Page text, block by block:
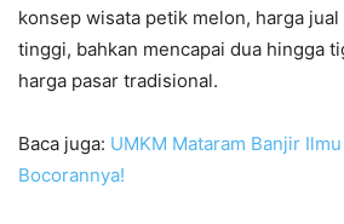
konsep wisata petik melon, harga
tinggi, bahkan mencapai dua hingga
harga pasar tradisional.
Baca juga: UMKM Mataram Banjir
Bocorannya!